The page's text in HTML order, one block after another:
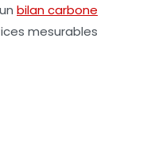
bilan carbone
mesurables